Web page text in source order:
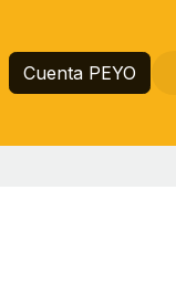
Cuenta PEYO